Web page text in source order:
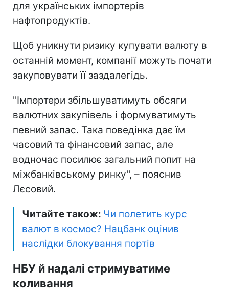
для українських імпортерів
нафтопродуктів.
Щоб уникнути ризику купувати валюту в
останній момент, компанії можуть почати
закуповувати її заздалегідь.
''Імпортери збільшуватимуть обсяги
валютних закупівель і формуватимуть
певний запас. Така поведінка дає їм
часовий та фінансовий запас, але
водночас посилює загальний попит на
міжбанківському ринку'', – пояснив
Лєсовий.
Читайте також: Чи полетить курс
валют в космос? Нацбанк оцінив
наслідки блокування портів
НБУ й надалі стримуватиме
коливання